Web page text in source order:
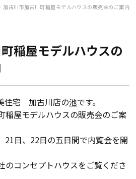
加古川市加古川町稲屋モデルハウスの販売会のご案内
稲屋モデルハウスの
住宅 加古川店の池です。
稲屋モデルハウスの販売会のご案
21日、22日の五日間で内覧会を開
のコンセプトハウスをご覧くださ